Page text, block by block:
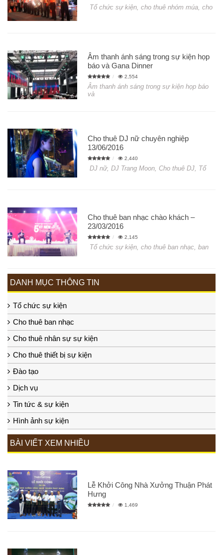
Tổ chức sự kiện, cho thuê nhóm múa, cho
Âm thanh ánh sáng trong sự kiện họp
báo và Gana Dinner
2,554
Âm thanh ánh sáng trong sự kiện họp báo
và
Cho thuê DJ nữ chuyên nghiệp
13/06/2016
2,440
DJ nữ, DJ Trang Moon, Cho thuê DJ, Tổ
Cho thuê ban nhạc chào khách –
23/03/2016
2,145
Tổ chức sự kiện, cho thuê ban nhạc, ban
DANH MỤC THÔNG TIN
Tổ chức sự kiện
Cho thuê ban nhạc
Cho thuê nhân sự sự kiện
Cho thuê thiết bị sự kiện
Đào tạo
Dịch vụ
Tin tức & sự kiện
Hình ảnh sự kiện
BÀI VIẾT XEM NHIỀU
Lễ Khởi Công Nhà Xưởng Thuận Phát
Hưng
1,469